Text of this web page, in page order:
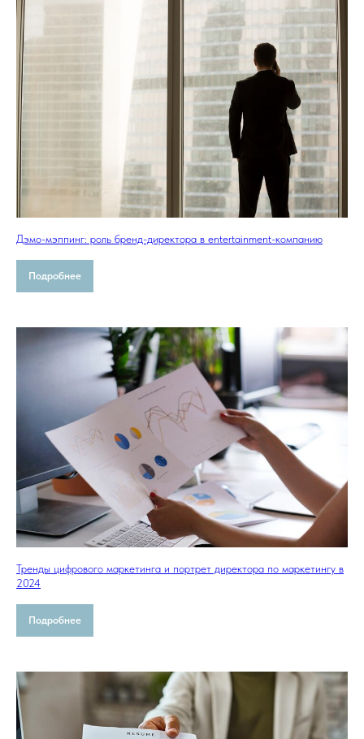
Дэмо-мэппинг: роль бренд-директора в entertainment-компанию
Подробнее
Тренды цифрового маркетинга и портрет директора по маркетингу в
2024
Подробнее